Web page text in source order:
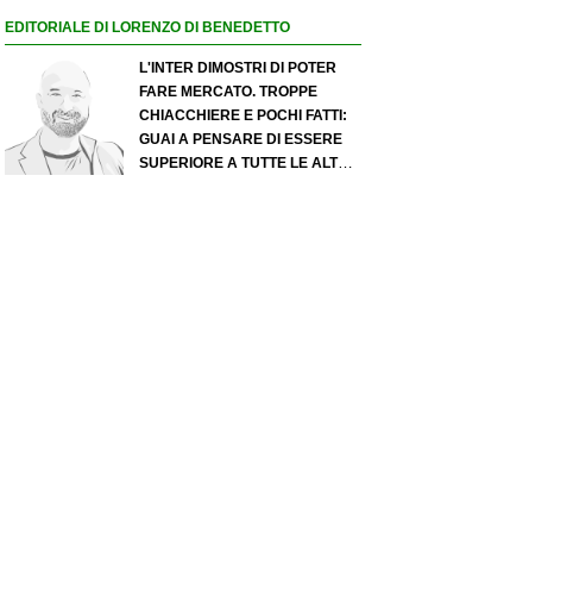
EDITORIALE DI LORENZO DI BENEDETTO
L'INTER DIMOSTRI DI POTER
FARE MERCATO. TROPPE
CHIACCHIERE E POCHI FATTI:
GUAI A PENSARE DI ESSERE
SUPERIORE A TUTTE LE ALTRE